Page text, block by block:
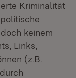
Kriminalität
keinem
Links,
(z.B.